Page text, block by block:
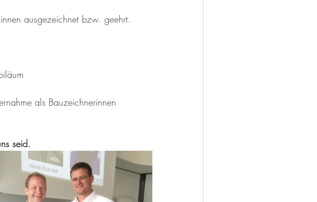
ausgezeichnet bzw. geehrt.
als Bauzeichnerinnen
seid.